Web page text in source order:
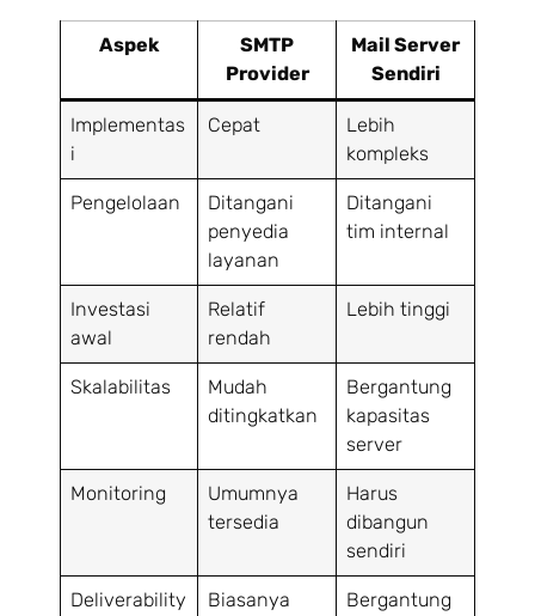
Aspek
SMTP
Provider
Mail Server
Sendiri
Implementas
i
Cepat
Lebih
kompleks
Pengelolaan
Ditangani
penyedia
layanan
Ditangani
tim internal
Investasi
awal
Relatif
rendah
Lebih tinggi
Skalabilitas
Mudah
ditingkatkan
Bergantung
kapasitas
server
Monitoring
Umumnya
tersedia
Harus
dibangun
sendiri
Deliverability
Biasanya
Bergantung